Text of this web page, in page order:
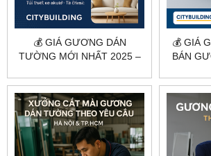
💰 GIÁ GƯƠNG DÁN
TƯỜNG MỚI NHẤT 2025 –
CITYBUILDING
💰 GIÁ
BÁN